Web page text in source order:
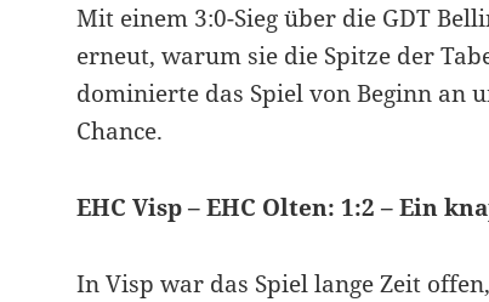
Mit einem 3:0-Sieg über die GDT
erneut, warum sie die Spitze der
dominierte das Spiel von Beginn an
Chance.
EHC Visp – EHC Olten: 1:2 – Ein
In Visp war das Spiel lange Zeit